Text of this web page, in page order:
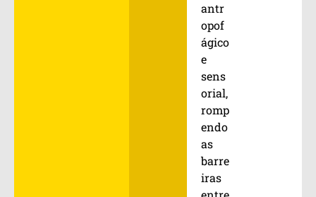
antr
opof
ágico
e
sens
orial,
romp
endo
as
barre
iras